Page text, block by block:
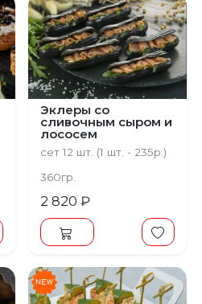
Эклеры со
сливочным сыром и
лососем
сет 12 шт. (1 шт. - 235р.)
360гр.
2 820 ₽